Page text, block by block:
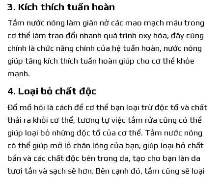
3. Kích thích tuần hoàn
Tắm nước nóng làm giãn nở các mao mạch máu trong
cơ thể làm trao đổi nhanh quá trình oxy hóa, đây cũng
chính là chức năng chính của hệ tuần hoàn, nước nóng
giúp tăng kích thích tuần hoàn giúp cho cơ thể khỏe
mạnh.
4. Loại bỏ chất độc
Đổ mồ hôi là cách để cơ thể bạn loại trừ độc tố và chất
thải ra khỏi cơ thể, tương tự việc tắm rửa cũng có thể
giúp loại bỏ những độc tố của cơ thể. Tắm nước nóng
có thể giúp mở lỗ chân lông của bạn, giúp loại bỏ chất
bẩn và các chất độc bên trong da, tạo cho bạn làn da
tươi tắn và sạch sẽ hơn. Bên cạnh đó, tắm cũng sẽ loại